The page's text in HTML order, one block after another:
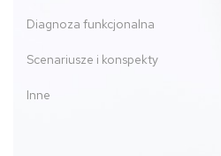
Diagnoza funkcjonalna
Scenariusze i konspekty
Inne